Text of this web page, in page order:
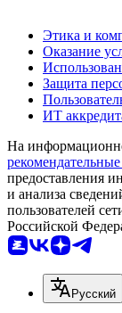
Этика и
Оказание
Защита
ИТ
На
предоставления
и анализа
пользователей
Российской
Русский